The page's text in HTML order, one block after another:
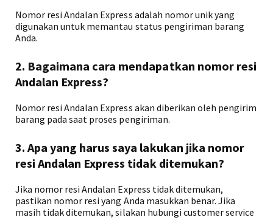
Nomor resi Andalan Express adalah nomor unik yang
digunakan untuk memantau status pengiriman barang
Anda.
2. Bagaimana cara mendapatkan nomor resi
Andalan Express?
Nomor resi Andalan Express akan diberikan oleh pengirim
barang pada saat proses pengiriman.
3. Apa yang harus saya lakukan jika nomor
resi Andalan Express tidak ditemukan?
Jika nomor resi Andalan Express tidak ditemukan,
pastikan nomor resi yang Anda masukkan benar. Jika
masih tidak ditemukan, silakan hubungi customer service